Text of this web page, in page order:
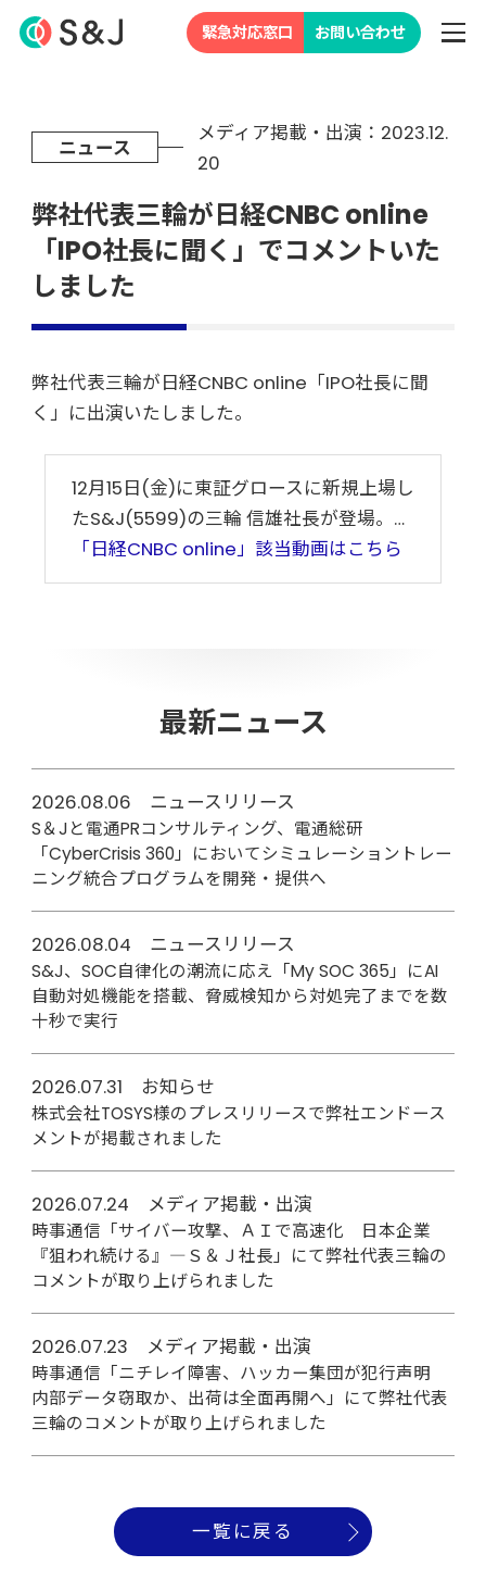
緊急対応窓口 お問い合わせ
ニュース
メディア掲載・出演：2023.12.
20
弊社代表三輪が日経CNBC online
「IPO社長に聞く」でコメントいた
しました
弊社代表三輪が日経CNBC online「IPO社長に聞
く」に出演いたしました。
12月15日(金)に東証グロースに新規上場し
たS&J(5599)の三輪 信雄社長が登場。…
「日経CNBC online」該当動画はこちら
最新ニュース
2026.08.06 ニュースリリース
S＆Jと電通PRコンサルティング、電通総研
「CyberCrisis 360」においてシミュレーショントレー
ニング統合プログラムを開発・提供へ
2026.08.04 ニュースリリース
S&J、SOC自律化の潮流に応え「My SOC 365」にAI
自動対処機能を搭載、脅威検知から対処完了までを数
十秒で実行
2026.07.31 お知らせ
株式会社TOSYS様のプレスリリースで弊社エンドース
メントが掲載されました
2026.07.24 メディア掲載・出演
時事通信「サイバー攻撃、ＡＩで高速化 日本企業
『狙われ続ける』―Ｓ＆Ｊ社長」にて弊社代表三輪の
コメントが取り上げられました
2026.07.23 メディア掲載・出演
時事通信「ニチレイ障害、ハッカー集団が犯行声明
内部データ窃取か、出荷は全面再開へ」にて弊社代表
三輪のコメントが取り上げられました
一覧に戻る